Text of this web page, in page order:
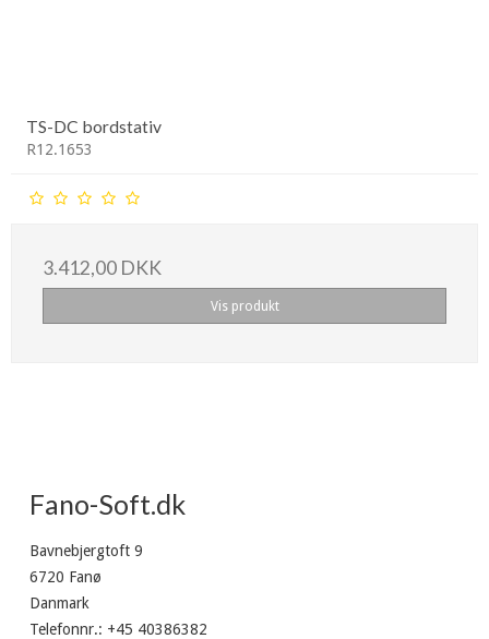
TS-DC bordstativ
R12.1653
3.412,00 DKK
Vis produkt
Fano-Soft.dk
Bavnebjergtoft 9
6720 Fanø
Danmark
Telefonnr.: +45 40386382